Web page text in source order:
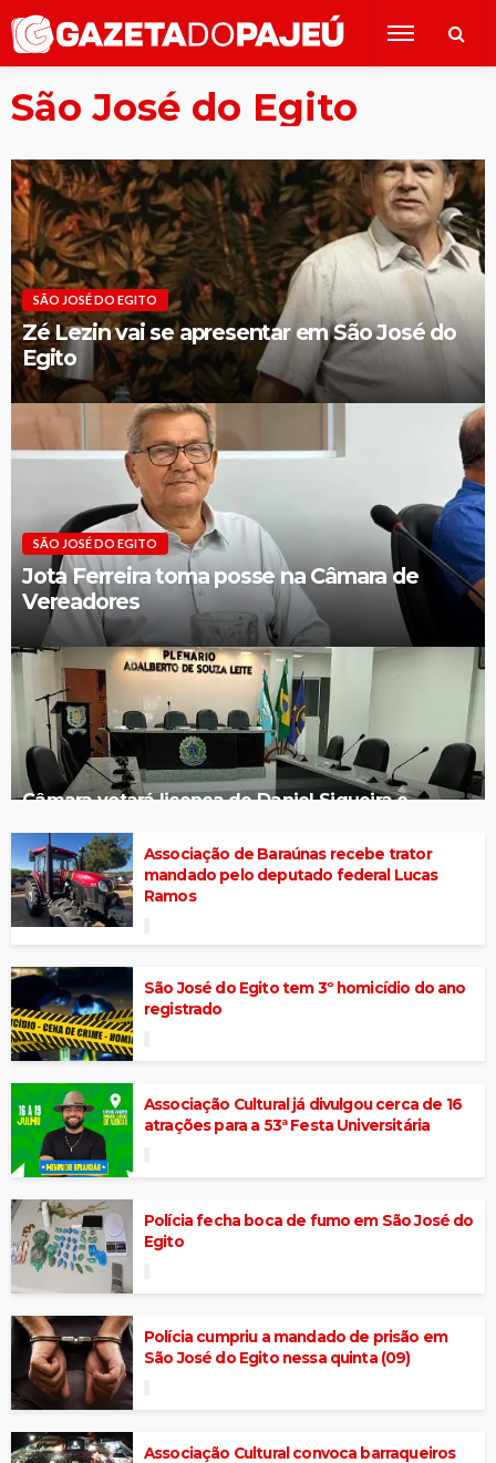
São José do Egito
SÃO JOSÉ DO EGITO
Zé Lezin vai se apresentar em São José do
Egito
SÃO JOSÉ DO EGITO
Jota Ferreira toma posse na Câmara de
Vereadores
Câmara votará licença de Daniel Siqueira e
Associação de Baraúnas recebe trator
mandado pelo deputado federal Lucas
Ramos
São José do Egito tem 3º homicídio do ano
registrado
Associação Cultural já divulgou cerca de 16
atrações para a 53ª Festa Universitária
Polícia fecha boca de fumo em São José do
Egito
Polícia cumpriu a mandado de prisão em
São José do Egito nessa quinta (09)
Associação Cultural convoca barraqueiros